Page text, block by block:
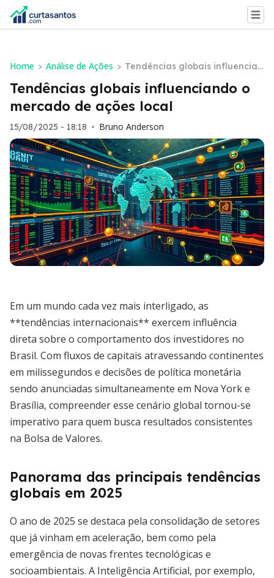
Home > Análise de Ações > Tendências globais influencian
do o mercado de ações local
Tendências globais influenciando o
mercado de ações local
15/08/2025 - 18:18 • Bruno Anderson
Em um mundo cada vez mais interligado, as
**tendências internacionais** exercem influência
direta sobre o comportamento dos investidores no
Brasil. Com fluxos de capitais atravessando continentes
em milissegundos e decisões de política monetária
sendo anunciadas simultaneamente em Nova York e
Brasília, compreender esse cenário global tornou-se
imperativo para quem busca resultados consistentes
na Bolsa de Valores.
Panorama das principais tendências
globais em 2025
O ano de 2025 se destaca pela consolidação de setores
que já vinham em aceleração, bem como pela
emergência de novas frentes tecnológicas e
socioambientais. A Inteligência Artificial, por exemplo,